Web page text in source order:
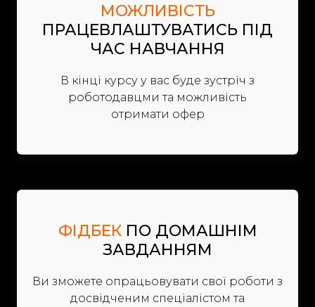
МОЖЛИВІСТЬ
ПРАЦЕВЛАШТУВАТИСЬ ПІД
ЧАС НАВЧАННЯ
В кінці курсу у вас буде зустріч з
роботодавцми та можливість
отримати офер
ФІДБЕК ПО ДОМАШНІМ
ЗАВДАННЯМ
Ви зможете опрацьовувати свої роботи з
досвідченим спеціалістом та